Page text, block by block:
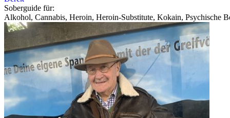
Soberguide für:
Alkohol, Cannabis, Heroin, Heroin-Substitute, Kokain, Psychische